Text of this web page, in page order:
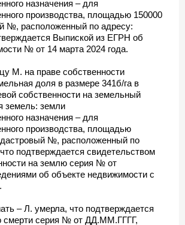
назначения – для
производства, площадью 150000
№, расположенный по адресу:
Выпиской из ЕГРН об
№ от 14 марта 2024 года.
М. на праве собственности
доля в размере 341б/га в
собственности на земельный
земель: земли
назначения – для
производства, площадью
№, расположенный по
подтверждается свидетельством
на землю серия № от
об объекте недвижимости с
– Л. умерла, что подтверждается
смерти серия № от ДД.ММ.ГГГГ,